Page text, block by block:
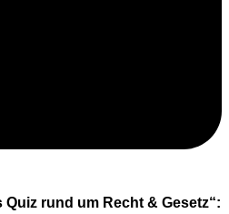
rund um Recht & Gesetz“: